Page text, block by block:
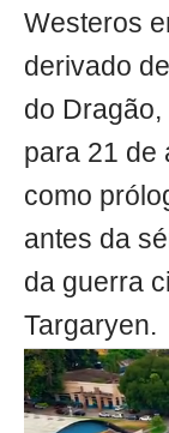
Westeros
derivado
do
para 21 de
como
antes da
da guerra
Targaryen.